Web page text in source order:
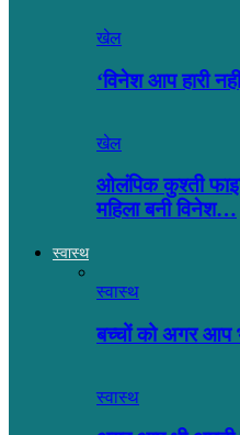
खेल
‘विनेश आप हारी
खेल
ओलंपिक कुश्ती
महिला बनी विनेश…
स्वास्थ
स्वास्थ
बच्चों को अगर
स्वास्थ